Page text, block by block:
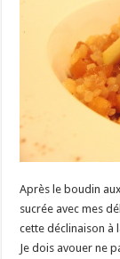
Après le boudin
sucrée avec mes
cette déclinaison à
Je dois avouer ne